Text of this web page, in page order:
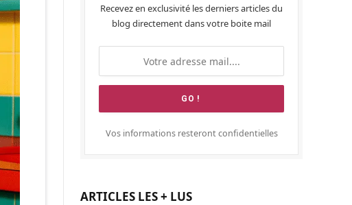
Recevez en exclusivité les derniers articles du
blog directement dans votre boite mail
Vos informations resteront confidentielles
ARTICLES LES + LUS